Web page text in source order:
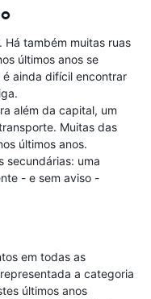
também muitas ruas
últimos anos se
ainda difícil encontrar
além da capital, um
Muitas das
últimos anos.
secundárias: uma
- e sem aviso -
em todas as
a categoria
últimos anos